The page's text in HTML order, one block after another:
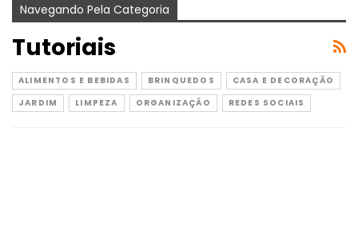
Saudável
Navegando Pela Categoria
Tutoriais
ALIMENTOS E BEBIDAS BRINQUEDOS
CASA E DECORAÇÃO
JARDIM
LIMPEZA ORGANIZAÇÃO REDES SOCIAIS